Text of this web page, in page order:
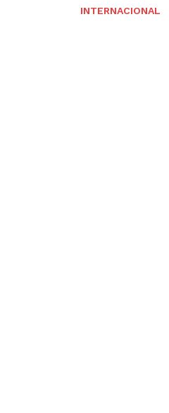
INTERNACIONAL